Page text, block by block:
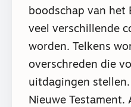
boodschap van het
veel verschillende
worden. Telkens
overschreden die
uitdagingen
Nieuwe Testament.